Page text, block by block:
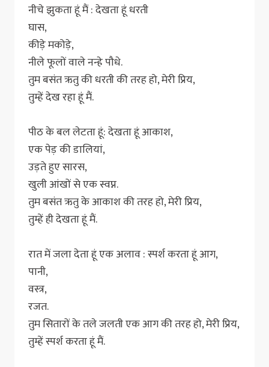
नीचे झुकता हूं मैं : देखता हूं धरती
घास,
कीड़े मकोड़े,
नीले फूलों वाले नन्हे पौधे.
तुम बसंत ऋतु की धरती की तरह हो, मेरी प्रिय,
तुम्हें देख रहा हूं मैं.
पीठ के बल लेटता हूं: देखता हूं आकाश,
एक पेड़ की डालियां,
उड़ते हुए सारस,
खुली आंखों से एक स्वप्न.
तुम बसंत ऋतु के आकाश की तरह हो, मेरी प्रिय,
तुम्हें ही देखता हूं मैं.
रात में जला देता हूं एक अलाव : स्पर्श करता हूं आग,
पानी,
वस्त्र,
रजत.
तुम सितारों के तले जलती एक आग की तरह हो, मेरी प्रिय,
तुम्हें स्पर्श करता हूं मैं.